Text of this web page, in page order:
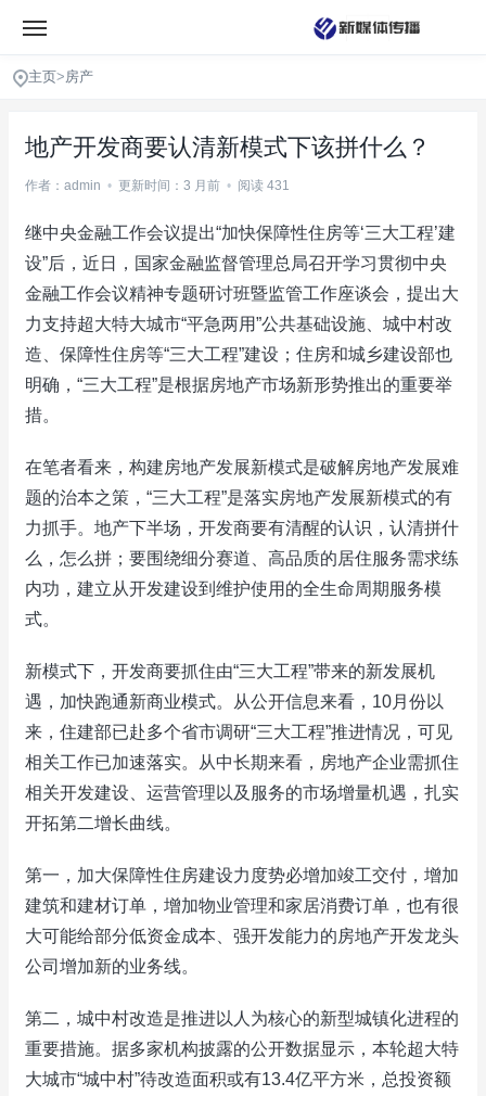
主页>房产
地产开发商要认清新模式下该拼什么？
作者：admin • 更新时间：3 月前 • 阅读 431
继中央金融工作会议提出“加快保障性住房等‘三大工程’建
设”后，近日，国家金融监督管理总局召开学习贯彻中央
金融工作会议精神专题研讨班暨监管工作座谈会，提出大
力支持超大特大城市“平急两用”公共基础设施、城中村改
造、保障性住房等“三大工程”建设；住房和城乡建设部也
明确，“三大工程”是根据房地产市场新形势推出的重要举
措。
在笔者看来，构建房地产发展新模式是破解房地产发展难
题的治本之策，“三大工程”是落实房地产发展新模式的有
力抓手。地产下半场，开发商要有清醒的认识，认清拼什
么，怎么拼；要围绕细分赛道、高品质的居住服务需求练
内功，建立从开发建设到维护使用的全生命周期服务模
式。
新模式下，开发商要抓住由“三大工程”带来的新发展机
遇，加快跑通新商业模式。从公开信息来看，10月份以
来，住建部已赴多个省市调研“三大工程”推进情况，可见
相关工作已加速落实。从中长期来看，房地产企业需抓住
相关开发建设、运营管理以及服务的市场增量机遇，扎实
开拓第二增长曲线。
第一，加大保障性住房建设力度势必增加竣工交付，增加
建筑和建材订单，增加物业管理和家居消费订单，也有很
大可能给部分低资金成本、强开发能力的房地产开发龙头
公司增加新的业务线。
第二，城中村改造是推进以人为核心的新型城镇化进程的
重要措施。据多家机构披露的公开数据显示，本轮超大特
大城市“城中村”待改造面积或有13.4亿平方米，总投资额